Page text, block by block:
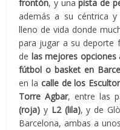
frontón, y unapista de
además a su céntrica
lleno de vida donde
para jugar a su deporte
de las mejores opciones
fútbol o basket en
en la calle de los
Torre Agbar, entre las
(roja) y L2 (lila), y de
Barcelona, ambas a